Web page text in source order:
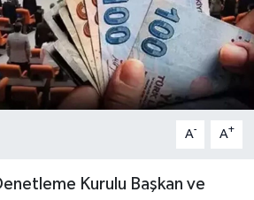
A- A+
Kurulu Başkan ve